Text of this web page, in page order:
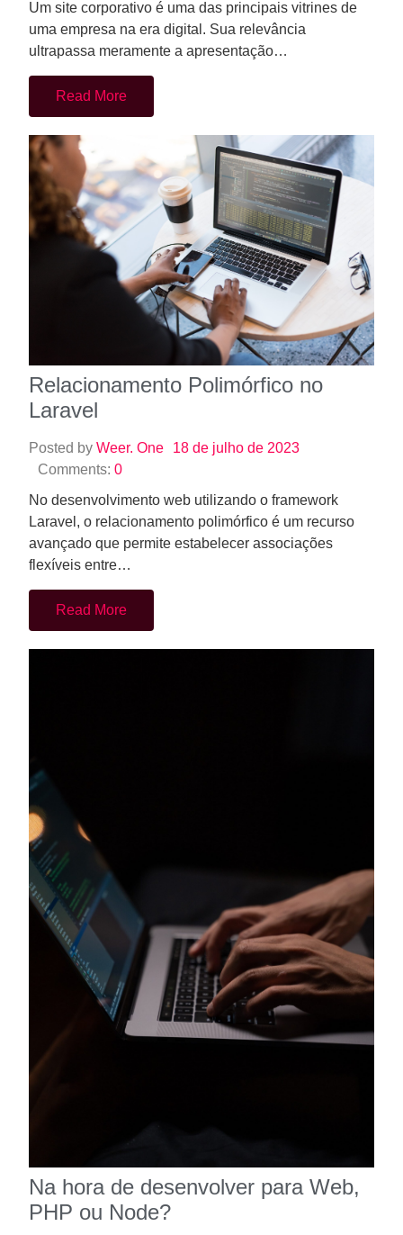
Um site corporativo é uma das principais vitrines de
uma empresa na era digital. Sua relevância
ultrapassa meramente a apresentação…
Read More
Relacionamento Polimórfico no
Laravel
Posted by Weer. One
18 de julho de 2023
Comments: 0
No desenvolvimento web utilizando o framework
Laravel, o relacionamento polimórfico é um recurso
avançado que permite estabelecer associações
flexíveis entre…
Read More
Na hora de desenvolver para Web,
PHP ou Node?